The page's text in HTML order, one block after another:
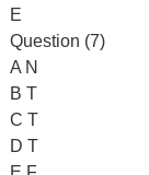
E
Question (7)
A N
B T
C T
D T